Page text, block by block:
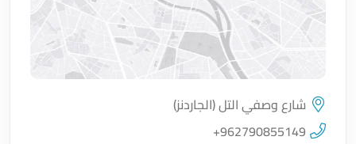
اضغط لتحميل الموقع
شارع وصفي التل (الجاردنز)
+962790855149